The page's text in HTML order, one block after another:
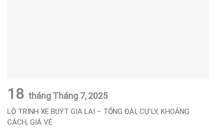
18 tháng Tháng 7, 2025
LỘ TRÌNH XE BUÝT GIA LAI – TỔNG ĐÀI, CỰ LY, KHOẢNG
CÁCH, GIÁ VÉ